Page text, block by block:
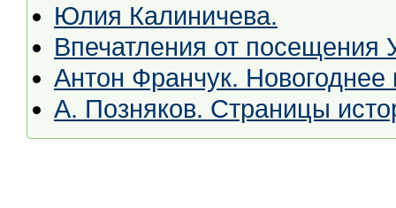
Юлия Калиничева.
Впечатления от посещения
Антон Франчук. Новогоднее
А. Позняков. Страницы